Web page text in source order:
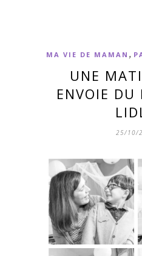
MA VIE DE MAMAN ,
UNE
ENVOIE DU
25/10/